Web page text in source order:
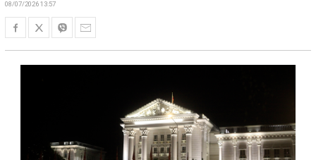
08/07/2026 13:57